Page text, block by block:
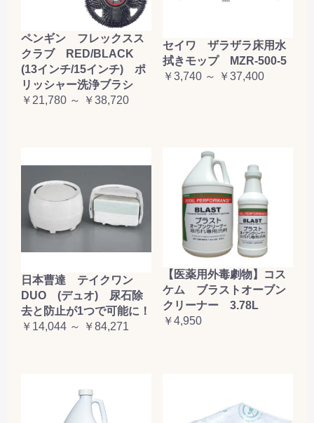
ペンギン フレックスス
クラブ RED/BLACK
(13インチ/15インチ) ポ
リッシャー洗浄ブラシ
￥21,780 ～ ￥38,720
セイワ ザラザラ床用水
拭きモップ MZR-500-5
￥3,740 ～ ￥37,400
日本曹達 テイクワン
DUO (デュオ) 尿石除
去と防止が1つで可能に！
￥14,044 ～ ￥84,271
【医薬用外毒劇物】コス
ケム ブラストオーブン
クリーナー 3.78L
￥4,950